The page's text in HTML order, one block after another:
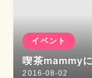
イベント
喫茶mammy
2016-08-02